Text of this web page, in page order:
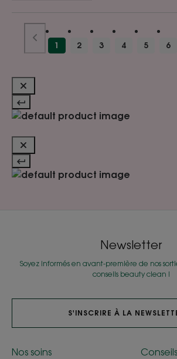
1 2 3 4 5 6
Newsletter
Soyez informés en avant-première de nos
conseils beauty clean !
S'INSCRIRE À LA
Nos soins